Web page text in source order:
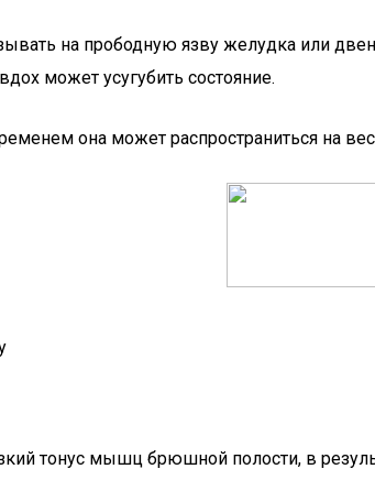
на прободную язву желудка или
может усугубить состояние.
она может распространиться на
тонус мышц брюшной полости, в